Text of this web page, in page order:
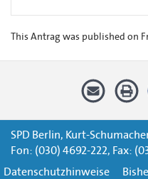
This Antrag was published on
SPD Berlin, Kurt-
Fon: (030) 4692-222, Fax:
Datenschutzhinweise